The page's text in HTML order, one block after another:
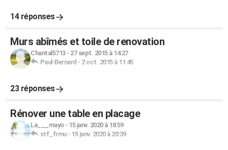
14 réponses
Murs abîmés et toile de renovation
Chantal5713- 27 sept. 2015 à 14:27
Paul-Bernard - 2 oct. 2015 à 11:45
23 réponses
Rénover une table en placage
La___mayo- 15 janv. 2020 à 18:59
stf_frmu- 15 janv. 2020 à 20:39